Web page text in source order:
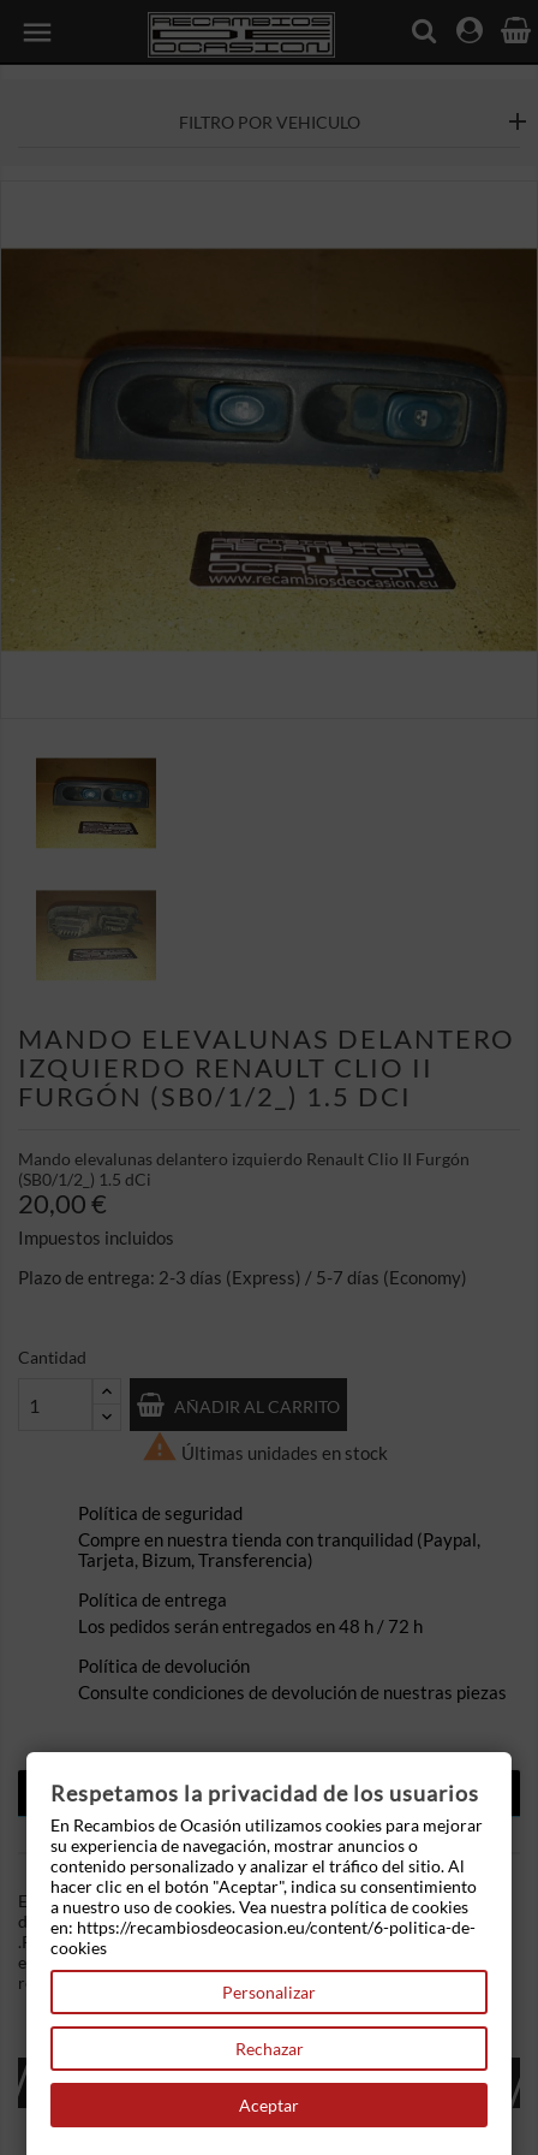

FILTRO POR VEHICULO
MANDO ELEVALUNAS DELANTERO
IZQUIERDO RENAULT CLIO II
FURGÓN (SB0/1/2_) 1.5 DCI
Mando elevalunas delantero izquierdo Renault Clio II Furgón
(SB0/1/2_) 1.5 dCi
20,00 €
Impuestos incluidos
Plazo de entrega: 2-3 días (Express) / 5-7 días (Economy)
Cantidad
AÑADIR AL CARRITO
 Últimas unidades en stock
Política de seguridad
Compre en nuestra tienda con tranquilidad (Paypal,
Tarjeta, Bizum, Transferencia)
Política de entrega
Los pedidos serán entregados en 48 h / 72 h
Política de devolución
Consulte condiciones de devolución de nuestras piezas
DESCRIPCIÓN
DETALLES DEL PRODUCTO
En Recambios de Ocasion disponemos de Mando elevalunas
delantero izquierdo Renault Clio II Furgón (SB0/1/2_) 1.5 dCi
.Referencia Interna: 04051106475256. Botón doble para
elevalunas derecho izquierdo. Ademas, disponemos de mas
recambios, si tiene cualquier duda consultenos.
16 OTROS PRODUCTOS EN LA MISMA
CATEGORÍA:
Respetamos la privacidad de los usuarios
En Recambios de Ocasión utilizamos cookies para mejorar
su experiencia de navegación, mostrar anuncios o
contenido personalizado y analizar el tráfico del sitio. Al
hacer clic en el botón "Aceptar", indica su consentimiento
a nuestro uso de cookies. Vea nuestra política de cookies
en: https://recambiosdeocasion.eu/content/6-politica-de-
cookies
Personalizar
Rechazar
Aceptar